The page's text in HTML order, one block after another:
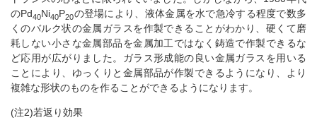
のPd40Ni40P20の登場により、液体金属を水で急冷する程度で数多
くのバルク状の金属ガラスを作製できることがわかり、硬くて磨
耗しない小さな金属部品を金属加工ではなく鋳造で作製できるな
ど応用が広がりました。ガラス形成能の良い金属ガラスを用いる
ことにより、ゆっくりと金属部品が作製できるようになり、より
複雑な形状のものを作ることができるようになります。
(注2)若返り効果